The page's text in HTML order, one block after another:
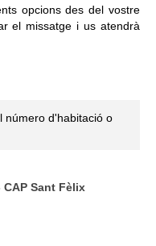
opcions des del vostre
el missatge i us atendrà
número d'habitació o
Sant Fèlix